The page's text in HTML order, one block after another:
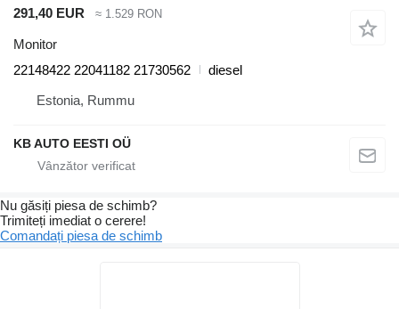
291,40 EUR ≈ 1.529 RON
Monitor
22148422 22041182 21730562
diesel
Estonia, Rummu
KB AUTO EESTI OÜ
Nu găsiți piesa de schimb?
Trimiteți imediat o cerere!
Comandați piesa de schimb